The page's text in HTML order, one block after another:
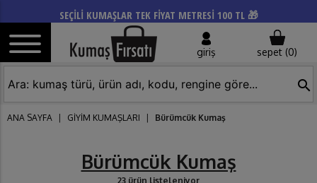
SEÇİLİ KUMAŞLAR TEK FİYAT METRESİ 100 TL 🎁
giriş sepet (0)
search
ANA SAYFA GİYİM KUMAŞLARI Bürümcük Kumaş
Bürümcük Kumaş
23 ürün listeleniyor